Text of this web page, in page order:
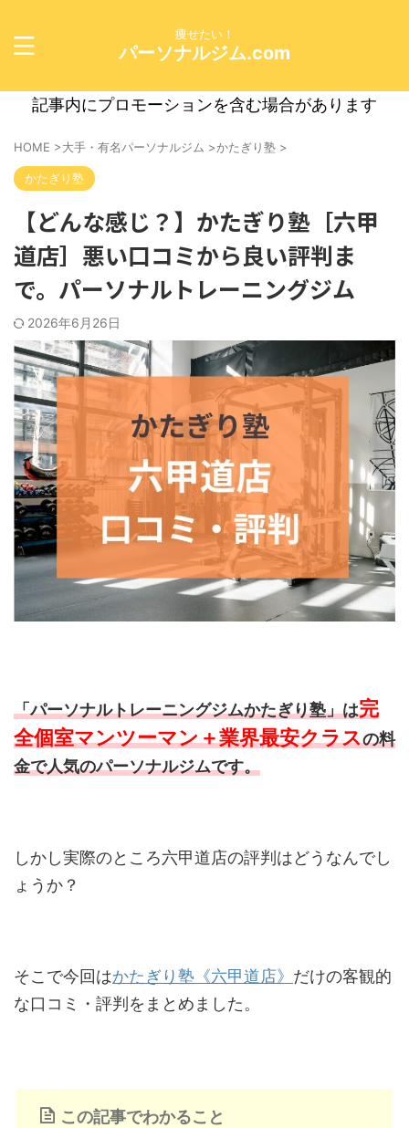
痩せたい！
パーソナルジム.com
記事内にプロモーションを含む場合があります
HOME >大手・有名パーソナルジム >かたぎり塾 >
かたぎり塾
【どんな感じ？】かたぎり塾［六甲
道店］悪い口コミから良い評判ま
で。パーソナルトレーニングジム
2026年6月26日
「パーソナルトレーニングジムかたぎり塾」は完
全個室マンツーマン＋業界最安クラスの料
金で人気のパーソナルジムです。
しかし実際のところ六甲道店の評判はどうなんでし
ょうか？
そこで今回はかたぎり塾《六甲道店》 だけの客観的
な口コミ・評判をまとめました。
この記事でわかること